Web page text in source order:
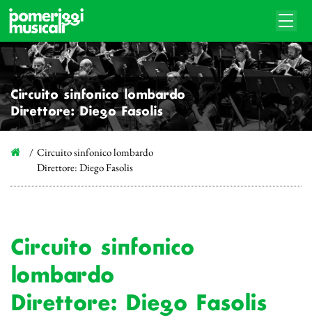
Circuito sinfonico lombardo
Direttore: Diego Fasolis
Circuito sinfonico lombardo
Direttore: Diego Fasolis
Circuito sinfonico
lombardo
Direttore: Diego Fasolis